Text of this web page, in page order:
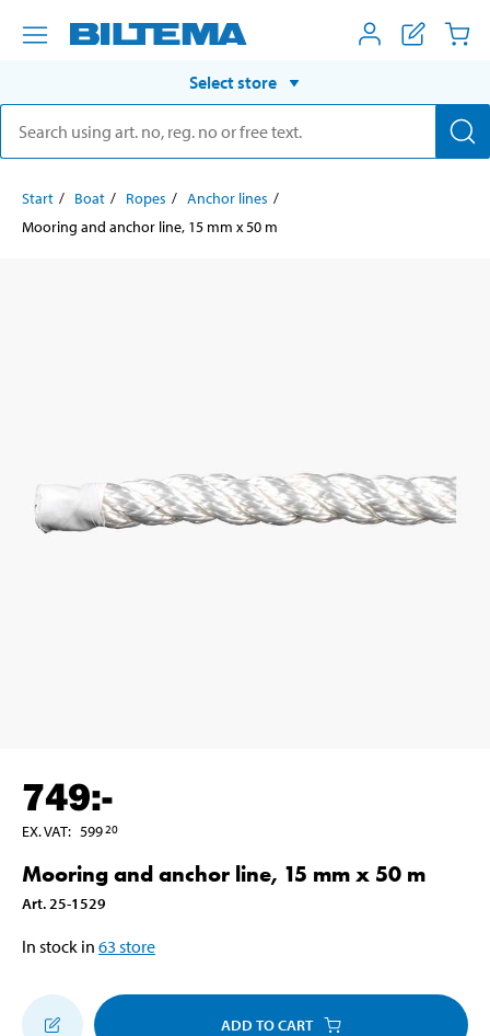
Select store
Start Boat Ropes
Anchor lines
Mooring and anchor line, 15 mm x 50 m
749:-
EX. VAT: 59920
Mooring and anchor line, 15 mm x 50 m
Art. 25-1529
In stock in 63 store
ADD TO CART